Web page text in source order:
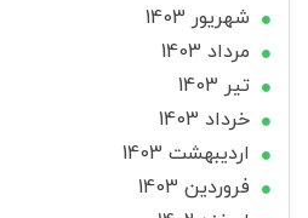
شهریور 1403
مرداد 1403
تير 1403
خرداد 1403
ارديبهشت 1403
فروردین 1403